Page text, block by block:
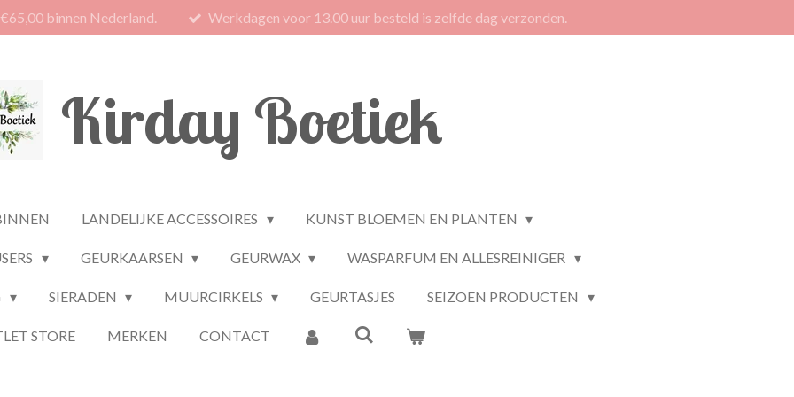
binnen Nederland. Werkdagen voor 13.00 uur besteld is zelfde dag verzonden.
Kirday Boetiek
LANDELIJKE ACCESSOIRES KUNST BLOEMEN EN PLANTEN
GEURKAARSEN GEURWAX WASPARFUM EN ALLESREINIGER
SIERADEN MUURCIRKELS GEURTASJES SEIZOEN PRODUCTEN
STORE MERKEN CONTACT